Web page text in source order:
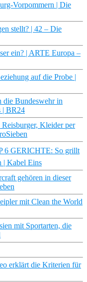
Vorpommern | Die
stellt? | 42 – Die
ein? | ARTE Europa –
auf die Probe |
die Bundeswehr in
| BR24
Kleider per
6 GERICHTE: So grillt
| Kabel Eins
gehören in dieser
mit Clean the World
mit Sportarten, die
erklärt die Kriterien für